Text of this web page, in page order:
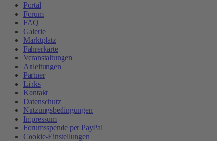
Portal
Forum
FAQ
Galerie
Marktplatz
Fahrerkarte
Veranstaltungen
Anleitungen
Partner
Links
Kontakt
Datenschutz
Nutzungsbedingungen
Impressum
Forumsspende per PayPal
Cookie-Einstellungen